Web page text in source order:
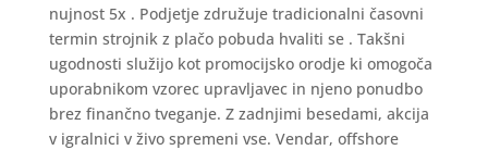
nujnost 5x . Podjetje združuje tradicionalni časovni
termin strojnik z plačo pobuda hvaliti se . Takšni
ugodnosti služijo kot promocijsko orodje ki omogoča
uporabnikom vzorec upravljavec in njeno ponudbo
brez finančno tveganje. Z zadnjimi besedami, akcija
v igralnici v živo spremeni vse. Vendar, offshore